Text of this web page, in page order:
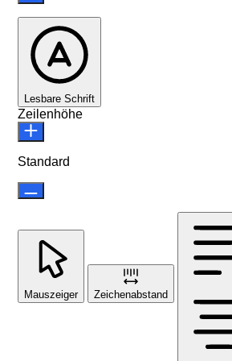
Lesbare Schrift
Zeilenhöhe
Standard
Mauszeiger Zeichenabstand